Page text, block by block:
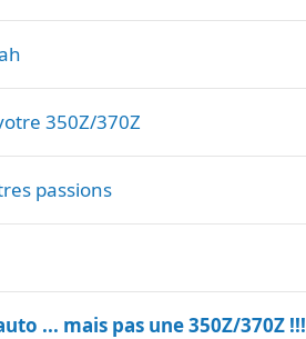
350Z/370Z
passions
... mais pas une 350Z/370Z !!!